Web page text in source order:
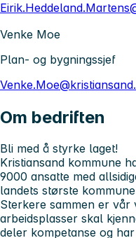
Venke Moe
Plan- og bygningssjef
Om bedriften
Bli med å styrke laget!
Kristiansand kommune
9000 ansatte med
landets største
Sterkere sammen er vår
arbeidsplasser skal
deler kompetanse og